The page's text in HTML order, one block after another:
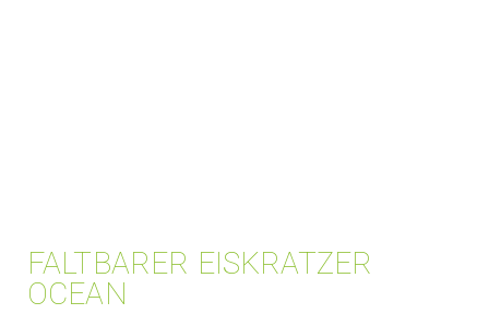
FALTBARER EISKRATZER
OCEAN